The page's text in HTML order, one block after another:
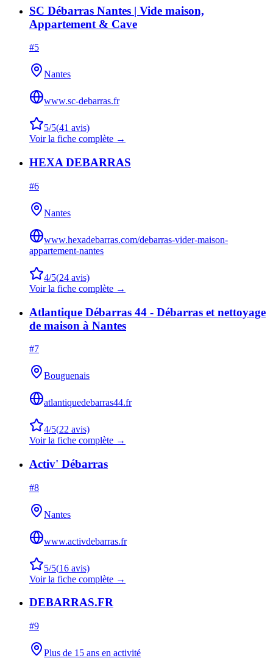
SC Débarras Nantes | Vide maison,
Appartement & Cave
#5
Nantes
www.sc-debarras.fr
5/5(41 avis)
Voir la fiche complète →
HEXA DEBARRAS
#6
Nantes
www.hexadebarras.com/debarras-vider-maison-
appartement-nantes
4/5(24 avis)
Voir la fiche complète →
Atlantique Débarras 44 - Débarras et nettoyage
de maison à Nantes
#7
Bouguenais
atlantiquedebarras44.fr
4/5(22 avis)
Voir la fiche complète →
Activ' Débarras
#8
Nantes
www.activdebarras.fr
5/5(16 avis)
Voir la fiche complète →
DEBARRAS.FR
#9
Plus de 15 ans en activité